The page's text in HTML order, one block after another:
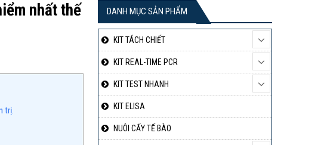
nhất thế
trị.
DANH MỤC SẢN PHẨM
KIT TÁCH CHIẾT
KIT REAL-TIME PCR
KIT TEST NHANH
KIT ELISA
NUÔI CẤY TẾ BÀO